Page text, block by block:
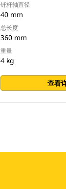
钎杆轴直径
40 mm
总长度
360 mm
重量
4 kg
查看